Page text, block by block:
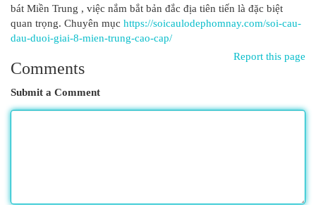
bát Miền Trung , việc nắm bắt bản đắc địa tiên tiến là đặc biệt
quan trọng. Chuyên mục https://soicaulodephomnay.com/soi-cau-
dau-duoi-giai-8-mien-trung-cao-cap/
Report this page
Comments
Submit a Comment